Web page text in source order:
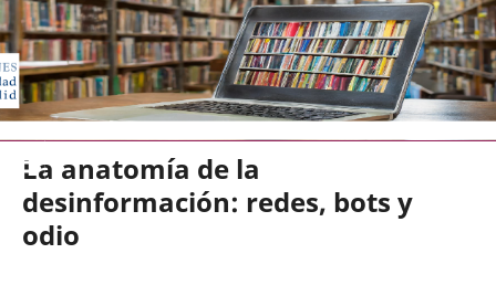
EDICIONES UNIVERSIDAD DE
La anatomía de la
desinformación: redes, bots y
odio